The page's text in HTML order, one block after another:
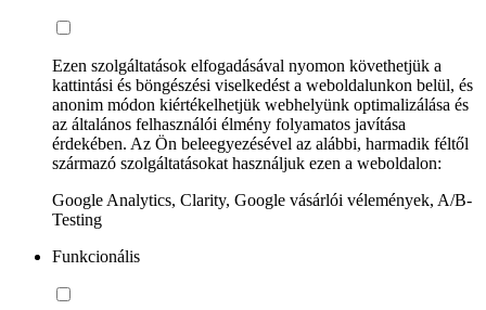
Ezen szolgáltatások elfogadásával nyomon követhetjük a
kattintási és böngészési viselkedést a weboldalunkon belül, és
anonim módon kiértékelhetjük webhelyünk optimalizálása és
az általános felhasználói élmény folyamatos javítása
érdekében. Az Ön beleegyezésével az alábbi, harmadik féltől
származó szolgáltatásokat használjuk ezen a weboldalon:
Google Analytics, Clarity, Google vásárlói vélemények, A/B-
Testing
Funkcionális